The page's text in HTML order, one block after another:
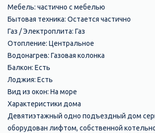
Мебель: частично с мебелью
Бытовая техника: Остается частично
Газ / Электроплита: Газ
Отопление: Центральное
Водонагрев: Газовая колонка
Балкон: Есть
Лоджия: Есть
Вид из окон: На море
Характеристики дома
Девятиэтажный одно подъездный дом
оборудован лифтом, собственной